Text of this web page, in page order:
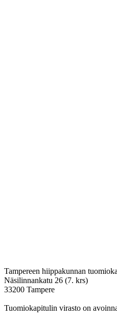
Tampereen hiippakunnan
Näsilinnankatu 26 (7. krs)
33200 Tampere
Tuomiokapitulin virasto on